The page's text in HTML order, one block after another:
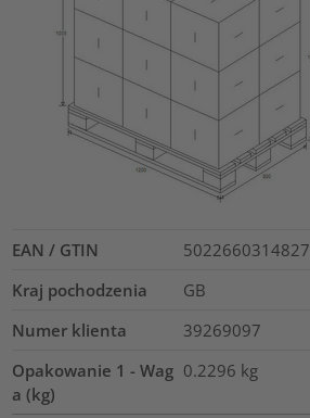
EAN / GTIN
5022660314827
Kraj pochodzenia
GB
Numer klienta
39269097
Opakowanie 1 - Wag
a (kg)
0.2296 kg